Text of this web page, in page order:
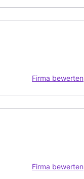
Firma bewerten
Firma bewerten